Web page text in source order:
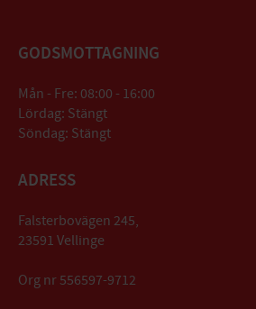
GODSMOTTAGNING
Mån - Fre: 08:00 - 16:00
Lördag: Stängt
Söndag: Stängt
ADRESS
Falsterbovägen 245,
23591 Vellinge
Org nr 556597-9712